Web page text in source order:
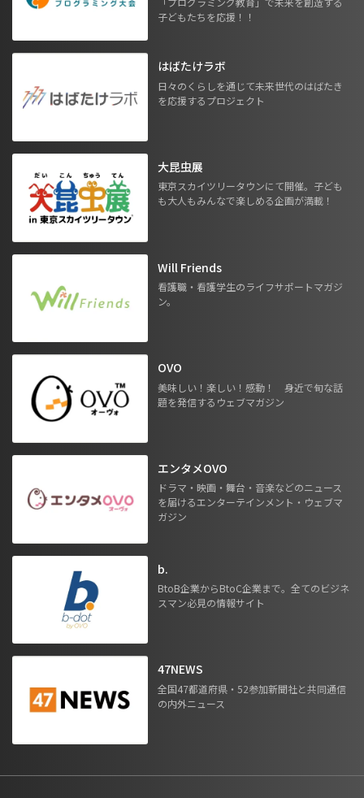
子どもたちを応援！！
はばたけラボ
日々のくらしを通じて未来世代のはばたき
を応援するプロジェクト
大昆虫展
東京スカイツリータウンにて開催。子ども
も大人もみんなで楽しめる企画が満載！
Will Friends
看護職・看護学生のライフサポートマガジ
ン。
OVO
美味しい！楽しい！感動！ 身近で旬な話
題を発信するウェブマガジン
エンタメOVO
ドラマ・映画・舞台・音楽などのニュース
を届けるエンターテインメント・ウェブマ
ガジン
b.
BtoB企業からBtoC企業まで。全てのビジネ
スマン必見の情報サイト
47NEWS
全国47都道府県・52参加新聞社と共同通信
の内外ニュース